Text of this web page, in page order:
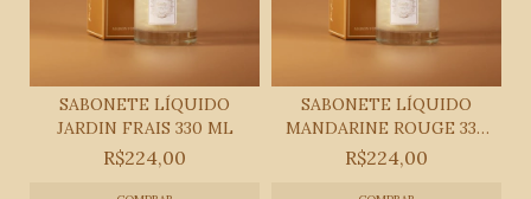
SABONETE LÍQUIDO
JARDIN FRAIS 330 ML
R$224,00
SABONETE LÍQUIDO
MANDARINE ROUGE 330
ML
R$224,00